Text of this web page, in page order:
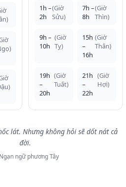
1h –
2h
(Giờ
Sửu)
7h –
8h
(Giờ
Thìn)
9h –
10h
(Giờ
Tỵ)
15h
–
16h
(Giờ
Thân)
19h
–
20h
(Giờ
Tuất)
21h
–
22h
(Giờ
Hợi)
lát. Nhưng không hỏi sẽ dốt nát cả
đời.
ngữ phương Tây